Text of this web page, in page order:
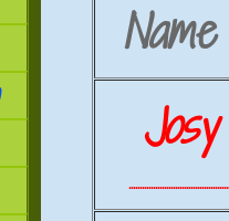
Josy
..............................................